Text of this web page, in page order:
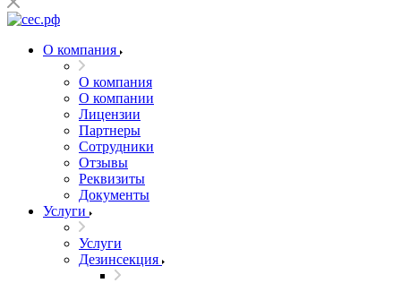
О компания
О компания
О компании
Лицензии
Партнеры
Сотрудники
Отзывы
Реквизиты
Документы
Услуги
Услуги
Дезинсекция